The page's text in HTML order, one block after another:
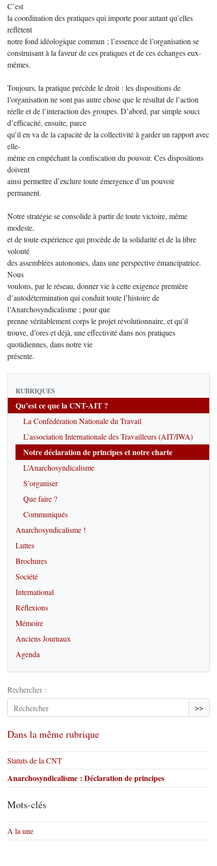
C’est
la coordination des pratiques qui importe pour autant qu’elles
reflètent
notre fond idéologique commun ; l’essence de l’organisation se
construisant à la faveur de ces pratiques et de ces échanges eux-
mêmes.
Toujours, la pratique précède le droit : les dispositions de
l’organisation ne sont pas autre chose que le résultat de l’action
réelle et de l’interaction des groupes. D’abord, par simple souci
d’efficacité, ensuite, parce
qu’il en va de la capacité de la collectivité à garder un rapport avec
elle-
même en empêchant la confiscation du pouvoir. Ces dispositions
doivent
ainsi permettre d’exclure toute émergence d’un pouvoir
permanent.
Notre stratégie se consolide à partir de toute victoire, même
modeste,
et de toute expérience qui procède de la solidarité et de la libre
volonté
des assemblées autonomes, dans une perspective émancipatrice.
Nous
voulons, par le réseau, donner vie à cette exigence première
d’autodétermination qui conduit toute l’histoire de
l’Anarchosyndicalisme ; pour que
prenne véritablement corps le projet révolutionnaire, et qu’il
trouve, d’ores et déjà, une effectivité dans nos pratiques
quotidiennes, dans notre vie
présente.
RUBRIQUES
Qu’est ce que la CNT-AIT ?
La Confédération Nationale du Travail
L’association Internationale des Travailleurs (AIT/IWA)
Notre déclaration de principes et notre charte
L’Anarchosyndicalisme
S’organiser
Que faire ?
Communiqués
Anarchosyndicalisme !
Luttes
Brochures
Société
International
Réflexions
Mémoire
Anciens Journaux
Agenda
Rechercher :
>>
Dans la même rubrique
Statuts de la CNT
Anarchosyndicalisme : Déclaration de principes
Mots-clés
A la une